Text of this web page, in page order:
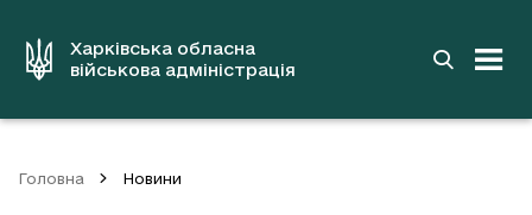
вмістуХарківська обласна
військова адміністрація
Головна Новини